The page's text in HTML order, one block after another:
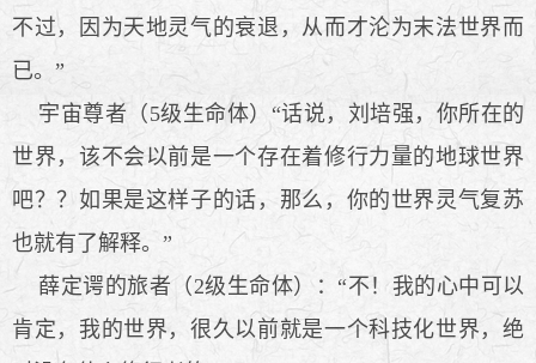
不过，因为天地灵气的衰退，从而才沦为末法世界而
已。”
宇宙尊者（5级生命体）“话说，刘培强，你所在的
世界，该不会以前是一个存在着修行力量的地球世界
吧？？如果是这样子的话，那么，你的世界灵气复苏
也就有了解释。”
薛定谔的旅者（2级生命体）：“不！我的心中可以
肯定，我的世界，很久以前就是一个科技化世界，绝